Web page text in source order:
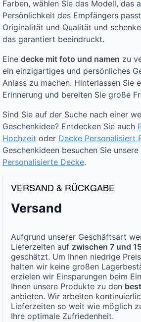
Farben, wählen Sie das Modell, das
Persönlichkeit des Empfängers
Originalität und Qualität und
das garantiert beeindruckt.
Eine decke mit foto und namen zu
ein einzigartiges und persönliches
Anlass zu machen. Hinterlassen Sie
Erinnerung und bereiten Sie große
Sind Sie auf der Suche nach einer
Geschenkidee? Entdecken Sie auch
Hochzeit oder Decke Personalisiert
Geschenkideen besuchen Sie
Personalisierte Decke.
VERSAND & RÜCKGABE
Versand
Aufgrund unserer Geschäftsart
Lieferzeiten auf zwischen 7 und
geschätzt. Um Ihnen niedrige
halten wir keine großen
erzielen wir Einsparungen beim
Ihnen unsere Produkte zu den
anbieten. Wir arbeiten
Lieferzeiten so weit wie möglich
Ihre optimale Zufriedenheit.